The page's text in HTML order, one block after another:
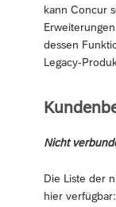
kann Concur
dessen
Legacy-
Nicht
Die Liste der
hier verfügbar: